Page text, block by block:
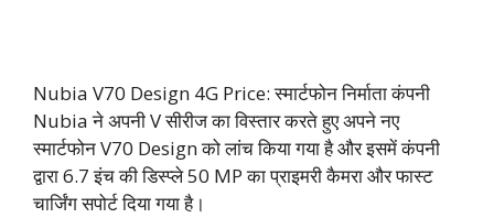
Nubia V70 Design 4G Price: स्मार्टफोन निर्माता कंपनी
Nubia ने अपनी V सीरीज का विस्तार करते हुए अपने नए
स्मार्टफोन V70 Design को लांच किया गया है और इसमें कंपनी
द्वारा 6.7 इंच की डिस्प्ले 50 MP का प्राइमरी कैमरा और फास्ट
चार्जिंग सपोर्ट दिया गया है।